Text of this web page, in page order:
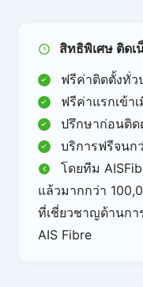
สิทธิพิเศษ ติด
ฟรีค่าติดตั้งทั่ว
ฟรีค่าแรกเข้า
ปรึกษาก่อนติด
บริการฟรีจนก
โดยทีม
แล้วมากกว่า
ที่เชี่ยวชาญด้านกา
AIS Fibre